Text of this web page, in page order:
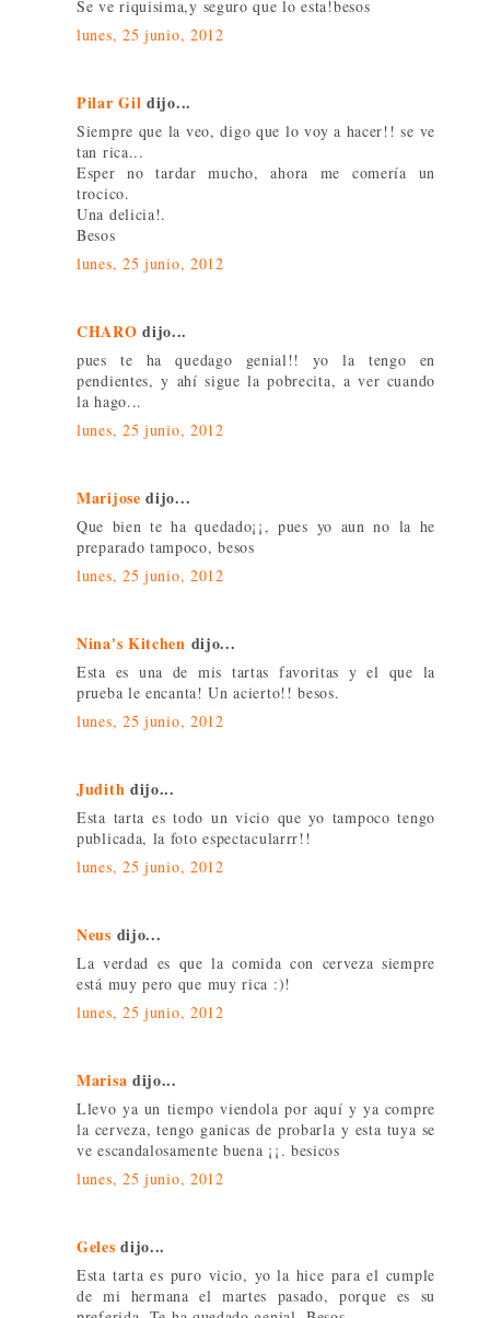
Se ve riquisima,y seguro que lo esta!besos
lunes, 25 junio, 2012
Pilar Gil dijo...
Siempre que la veo, digo que lo voy a hacer!! se ve
tan rica...
Esper no tardar mucho, ahora me comería un
trocico.
Una delicia!.
Besos
lunes, 25 junio, 2012
CHARO dijo...
pues te ha quedago genial!! yo la tengo en
pendientes, y ahí sigue la pobrecita, a ver cuando
la hago...
lunes, 25 junio, 2012
Marijose dijo...
Que bien te ha quedado¡¡, pues yo aun no la he
preparado tampoco, besos
lunes, 25 junio, 2012
Nina's Kitchen dijo...
Esta es una de mis tartas favoritas y el que la
prueba le encanta! Un acierto!! besos.
lunes, 25 junio, 2012
Judith dijo...
Esta tarta es todo un vicio que yo tampoco tengo
publicada, la foto espectacularrr!!
lunes, 25 junio, 2012
Neus dijo...
La verdad es que la comida con cerveza siempre
está muy pero que muy rica :)!
lunes, 25 junio, 2012
Marisa dijo...
Llevo ya un tiempo viendola por aquí y ya compre
la cerveza, tengo ganicas de probarla y esta tuya se
ve escandalosamente buena ¡¡. besicos
lunes, 25 junio, 2012
Geles dijo...
Esta tarta es puro vicio, yo la hice para el cumple
de mi hermana el martes pasado, porque es su